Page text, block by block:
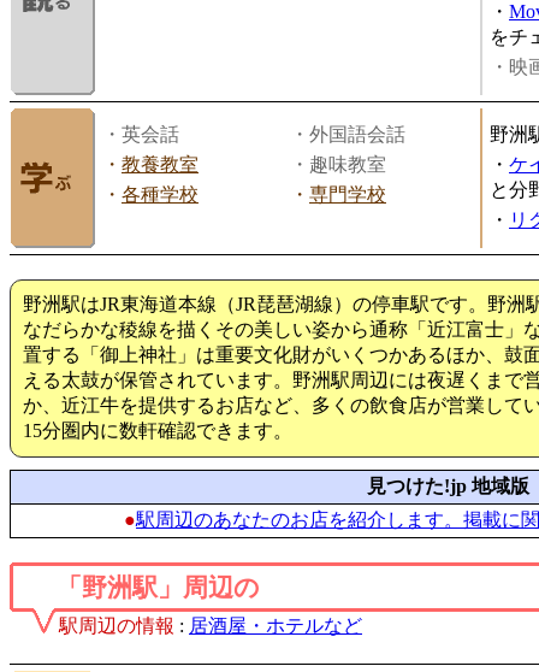
・
をチ
・映
・英会話
・外国語会話
・ 教養教室
・趣味教室
・ 各種学校 ・ 専門学校
野洲
・ ケ
と分
・ リ
野洲駅はJR東海道本線（JR琵琶湖線）の停車駅です。野
なだらかな稜線を描くその美しい姿から通称「近江富士」
置する「御上神社」は重要文化財がいくつかあるほか、鼓
える太鼓が保管されています。野洲駅周辺には夜遅くまで
か、近江牛を提供するお店など、多くの飲食店が営業して
15分圏内に数軒確認できます。
見つけた!jp 地域版
●駅周辺のあなたのお店を紹介します。掲載に
「野洲駅」周辺の
駅周辺の情報 : 居酒屋・ホテルなど